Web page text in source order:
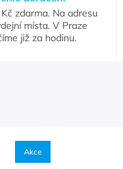
zdarma. Na adresu
místa. V Praze
již za hodinu.
Akce